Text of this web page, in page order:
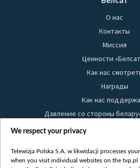
О нас
Контакты
Миссия
Ценности
Как нас
Награды
Как нас
Давление со стороны
Правила использования
Безопасность
We respect your privacy
Telewizja Polska S.A. w likwidacji processes
when you visit individual websites on the tvp.pl